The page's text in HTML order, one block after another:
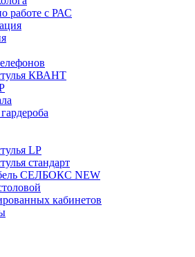
работе с РАС
КВАНТ
LP
стандарт
СЕЛБОКС NEW
кабинетов